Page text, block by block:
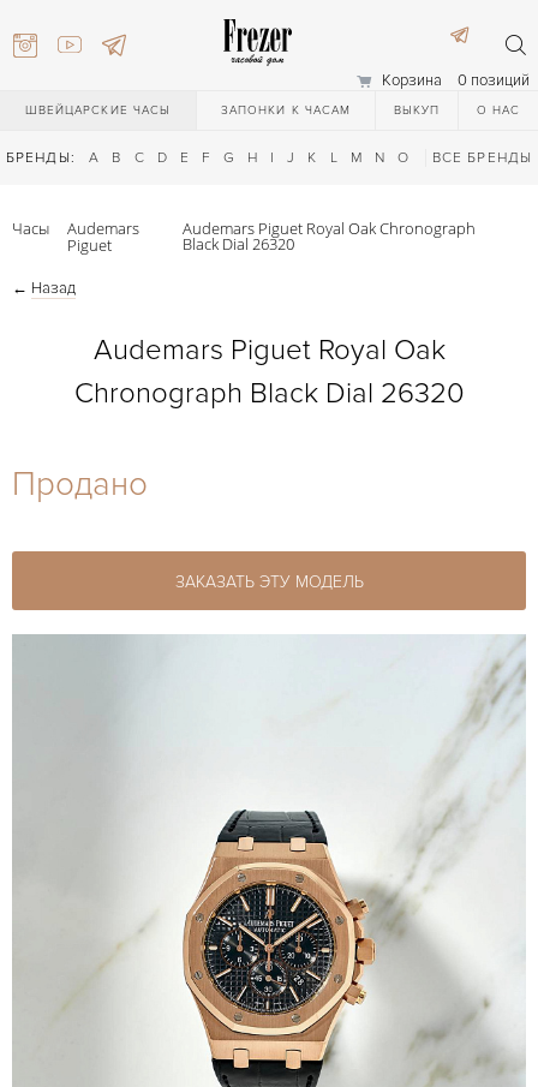
Корзина 0 позиций
ШВЕЙЦАРСКИЕ ЧАСЫ ЗАПОНКИ К ЧАСАМ ВЫКУП О НАС
БРЕНДЫ: A B C D E F G H I J K L M N O Q R S T
ВСЕ БРЕНДЫ
27-44
Часы Audemars
Piguet
Audemars Piguet Royal Oak Chronograph
Black Dial 26320
← Назад
Audemars Piguet Royal Oak
Chronograph Black Dial 26320
Продано
ЗАКАЗАТЬ ЭТУ МОДЕЛЬ